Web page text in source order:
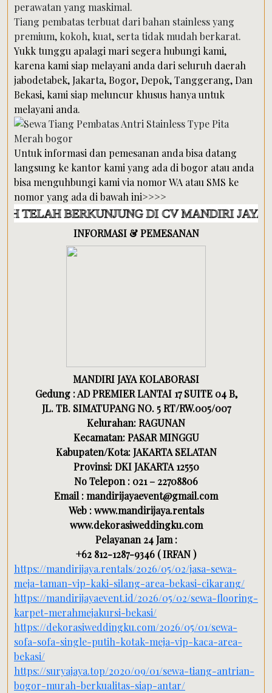
perawatan yang maskimal.
Tiang pembatas terbuat dari bahan stainless yang
premium, kokoh, kuat, serta tidak mudah berkarat.
Yukk tunggu apalagi mari segera hubungi kami,
karena kami siap melayani anda dari seluruh daerah
jabodetabek, Jakarta, Bogor, Depok, Tanggerang, Dan
Bekasi, kami siap meluncur khusus hanya untuk
melayani anda.
Untuk informasi dan pemesanan anda bisa datang
langsung ke kantor kami yang ada di bogor atau anda
bisa menguhbungi kami via nomor WA atau SMS ke
nomor yang ada di bawah ini>>>>
BERKUNJUNG DI CV MANDIRI JAYA
INFORMASI & PEMESANAN
MANDIRI JAYA KOLABORASI
Gedung : AD PREMIER LANTAI 17 SUITE 04 B,
JL. TB. SIMATUPANG NO. 5 RT/RW.005/007
Kelurahan: RAGUNAN
Kecamatan: PASAR MINGGU
Kabupaten/Kota: JAKARTA SELATAN
Provinsi: DKI JAKARTA 12550
No Telepon : 021 – 22708806
Email : mandirijayaevent@gmail.com
Web : www.mandirijaya.rentals
www.dekorasiweddingku.com
Pelayanan 24 Jam :
+62 812-1287-9346 ( IRFAN )
https://mandirijaya.rentals/2026/05/02/jasa-sewa-
meja-taman-vip-kaki-silang-area-bekasi-cikarang/
https://mandirijayaevent.id/2026/05/02/sewa-flooring-
karpet-merahmejakursi-bekasi/
https://dekorasiweddingku.com/2026/05/01/sewa-
sofa-sofa-single-putih-kotak-meja-vip-kaca-area-
bekasi/
https://suryajaya.top/2020/09/01/sewa-tiang-antrian-
bogor-murah-berkualitas-siap-antar/